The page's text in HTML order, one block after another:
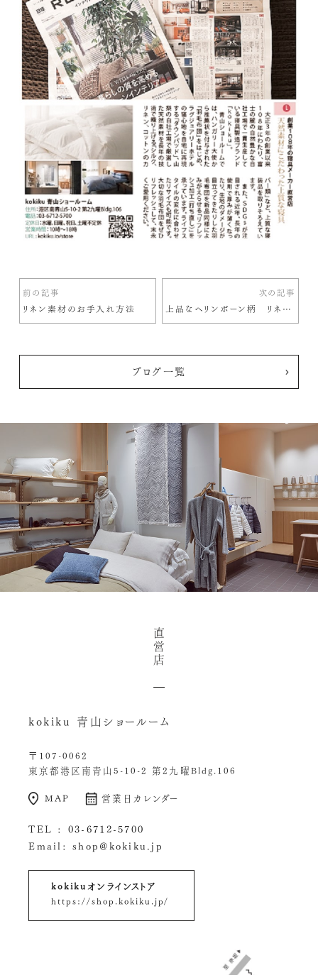
前の記事
リネン素材のお手入れ方法
次の記事
上品なヘリンボーン柄 リネン素材のカバー
ブログ一覧
直
営
店
kokiku 青山ショールーム
〒107-0062
東京都港区南青山5-10-2 第2九曜Bldg.106
MAP 営業日カレンダー
TEL : 03-6712-5700
Email:shop@kokiku.jp
kokikuオンラインストア
https://shop.kokiku.jp/